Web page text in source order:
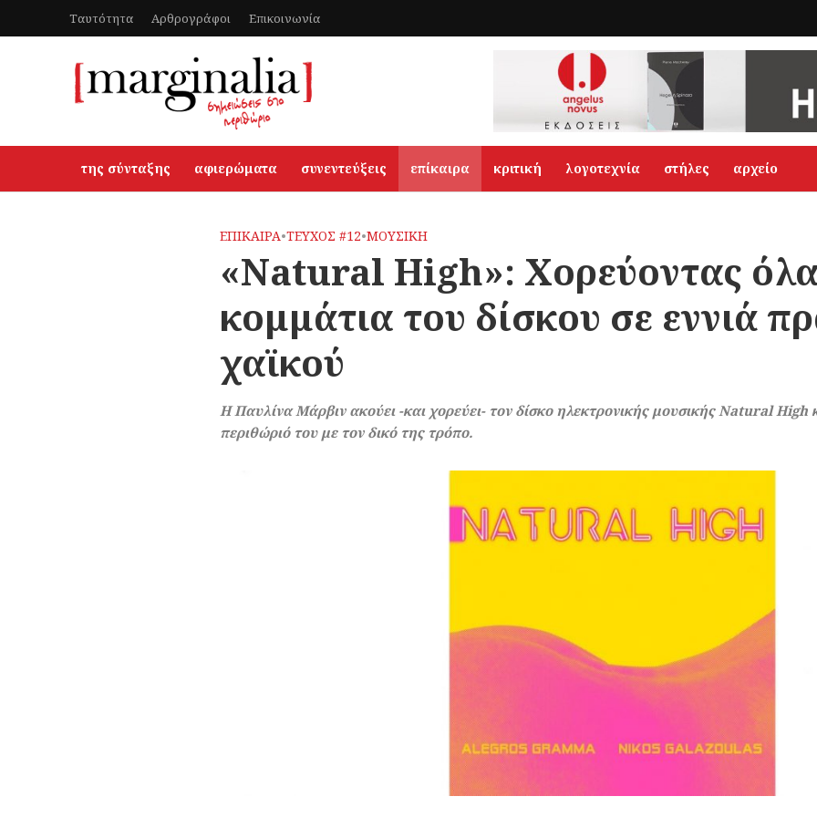
Ταυτότητα Αρθρογράφοι Επικοινωνία
της σύνταξης αφιερώματα συνεντεύξεις επίκαιρα κριτική λογοτεχνία στήλες αρχείο
ΕΠΙΚΑΙΡΑ•ΤΕΥΧΟΣ #12•ΜΟΥΣΙΚΗ
«Natural High»: Χορεύοντας
κομμάτια του δίσκου σε εννιά
χαϊκού
Η Παυλίνα Μάρβιν ακούει -και χορεύει- τον δίσκο ηλεκτρονικής μουσικής Natural High
περιθώριό του με τον δικό της τρόπο.